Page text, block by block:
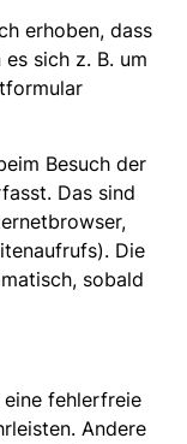
erhoben, dass
sich z. B. um
Besuch der
Das sind
Die
sobald
fehlerfreie
Andere